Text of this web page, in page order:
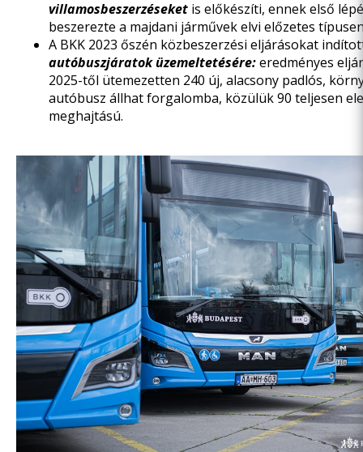
villamosbeszerzéseket is előkészíti, ennek első
beszerezte a majdani járművek elvi előzetes
A BKK 2023 őszén közbeszerzési eljárásokat
autóbuszjáratok üzemeltetésére:eredményes
2025-től ütemezetten 240 új, alacsony padlós,
autóbusz állhat forgalomba, közülük 90 teljesen
meghajtású.